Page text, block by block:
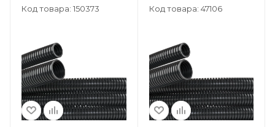
Код товара: 150373 Код товара: 47106